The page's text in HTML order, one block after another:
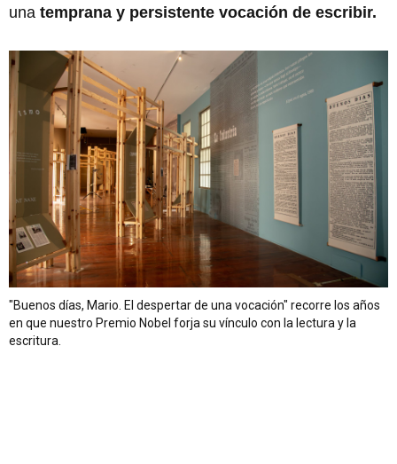
una temprana y persistente vocación de escribir.
"Buenos días, Mario. El despertar de una vocación" recorre los años
en que nuestro Premio Nobel forja su vínculo con la lectura y la
escritura.